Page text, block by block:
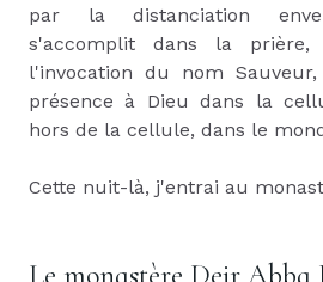
par la distanciation
s'accomplit dans la
l'invocation du nom
présence à Dieu dans la
hors de la cellule, dans le
Cette nuit-là, j'entrai au